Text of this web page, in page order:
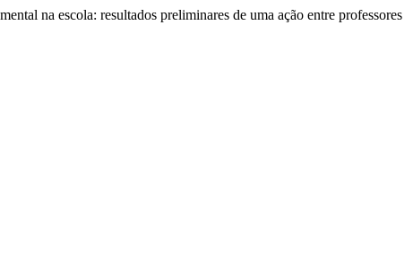
na escola: resultados preliminares de uma ação entre professores